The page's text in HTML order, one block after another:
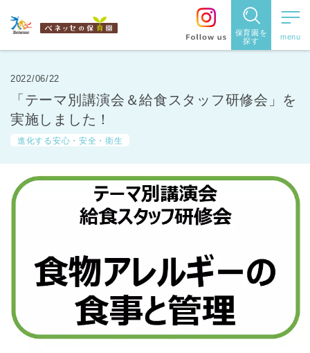
保育園を
探す
保育園を探す
住所・駅
す
都道府県
から探す
東京都
東京都 全域
2022/06/22
「テーマ別講演会＆給食スタッフ研修会」を
実施しました！
進化する安心・安全・衛生